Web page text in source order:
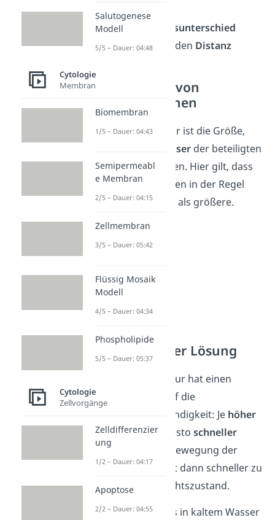
Temperatur
Konzentrationsunterschied
zu überwindenden Distanz
Durchmesser von
Molekülen/Ionen
Ein wichtiger Faktor ist die Größe,
Durchmesser der beteiligten
Moleküle oder Ionen. Hier gilt, dass
sich kleinere Teilchen in der Regel
schneller bewegen als größere.
Temperatur der Lösung
Auch die Temperatur hat einen
großen Einfluss auf die
Diffusionsgeschwindigkeit: Je höher
die Temperatur, destoschneller
erfolgt auch eine Bewegung der
Teilchen. Es kommt dann schneller zu
einem Gleichgewichtszustand.
Ein Teebeutel muss in kaltem Wasser
Salutogenese
Modell
5/5 – Dauer: 04:48
Cytologie
Membran
Biomembran
1/5 – Dauer: 04:43
Semipermeabl
e Membran
2/5 – Dauer: 04:15
Zellmembran
3/5 – Dauer: 05:42
Flüssig Mosaik
Modell
4/5 – Dauer: 04:34
Phospholipide
5/5 – Dauer: 05:37
Cytologie
Zellvorgänge
Zelldifferenzier
ung
1/2 – Dauer: 04:17
Apoptose
2/2 – Dauer: 04:55